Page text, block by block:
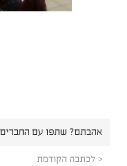
אהבתם? שתפו עם
< לכתבה הקודמת